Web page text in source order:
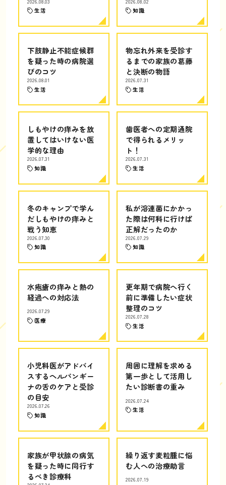
生活 知識
下肢静止不能症候群
を疑った時の病院選
びのコツ
2026.08.01
生活
物忘れ外来を受診す
るまでの家族の葛藤
と決断の物語
2026.07.31
生活
しもやけの痒みを放
置してはいけない医
学的な理由
2026.07.31
知識
歯医者への定期通院
で得られるメリッ
ト！
2026.07.31
生活
冬のキャンプで学ん
だしもやけの痒みと
戦う知恵
2026.07.30
知識
私が溶連菌にかかっ
た際は何科に行けば
正解だったのか
2026.07.29
知識
水疱瘡の痒みと熱の
経過への対応法
2026.07.29
医療
更年期で病院へ行く
前に準備したい症状
整理のコツ
2026.07.28
生活
小児科医がアドバイ
スするヘルパンギー
ナの舌のケアと受診
の目安
2026.07.26
知識
周囲に理解を求める
第一歩として活用し
たい診断書の重み
2026.07.24
生活
家族が甲状腺の病気
を疑った時に同行す
るべき診療科
繰り返す麦粒腫に悩
む人への治療助言
2026.07.19